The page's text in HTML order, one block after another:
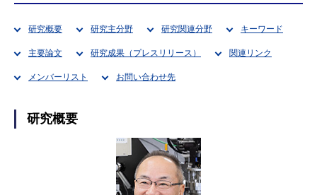
研究概要 研究主分野 研究関連分野 キーワード
主要論文 研究成果（プレスリリース） 関連リンク
メンバーリスト お問い合わせ先
研究概要